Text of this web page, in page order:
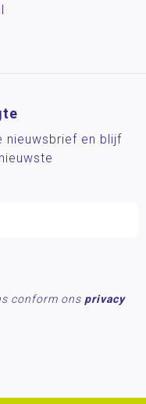
nieuwsbrief en blijf
conform ons privacy